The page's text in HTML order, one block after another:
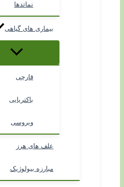
نماتدها
بیماری های گیاهی
قارچی
باکتریایی
ویروسی
علف های هرز
مبارزه بیولوژیک